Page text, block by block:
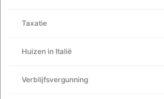
Taxatie
Huizen in Italië
Verblijfsvergunning